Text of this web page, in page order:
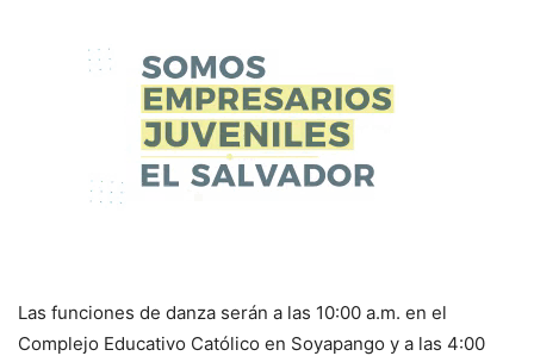
Las funciones de danza serán a las 10:00 a.m. en el
Complejo Educativo Católico en Soyapango y a las 4:00